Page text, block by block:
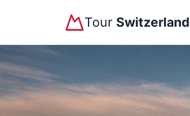
Tour Switzerland